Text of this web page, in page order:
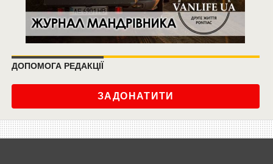
ДОПОМОГА РЕДАКЦІЇ
ЗАДОНАТИТИ